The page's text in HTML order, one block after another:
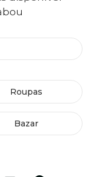
Roupas
Bazar